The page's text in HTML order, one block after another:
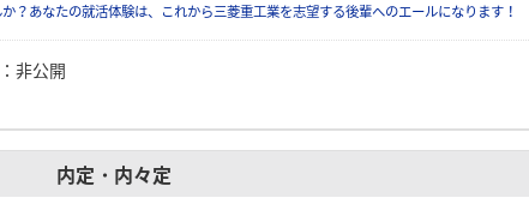
？あなたの就活体験は、これから三菱重工業を志望する後輩へのエールになります！
： 非公開
内定・内々定